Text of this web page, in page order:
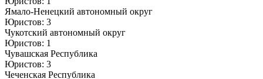
Ямало-Ненецкий автономный округ
Юристов: 3
Чукотский автономный округ
Юристов: 1
Чувашская Республика
Юристов: 3
Чеченская Республика